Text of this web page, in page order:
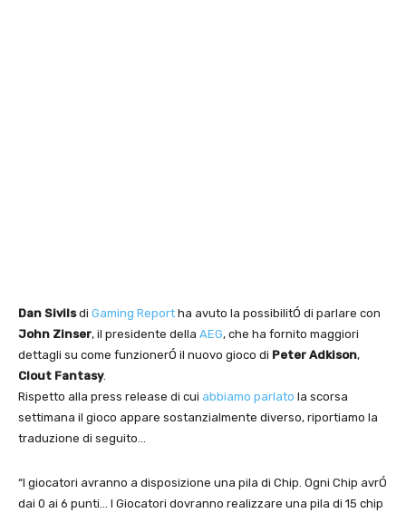
Dan Sivilsdi Gaming Report ha avuto la possibilitÓ di parlare con
John Zinser, il presidente della AEG, che ha fornito maggiori
dettagli su come funzionerÓ il nuovo gioco di Peter Adkison,
Clout Fantasy.
Rispetto alla press release di cui abbiamo parlato la scorsa
settimana il gioco appare sostanzialmente diverso, riportiamo la
traduzione di seguito…
“I giocatori avranno a disposizione una pila di Chip. Ogni Chip avrÓ
dai 0 ai 6 punti… I Giocatori dovranno realizzare una pila di 15 chip